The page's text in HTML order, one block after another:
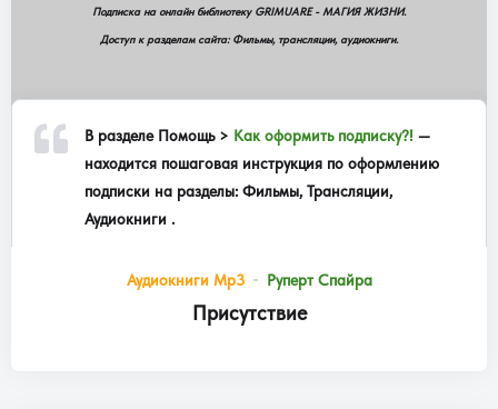
Подписка на онлайн библиотеку GRIMUARE - МАГИЯ ЖИЗНИ.
Доступ к разделам сайта: Фильмы, трансляции, аудиокниги.
В разделе Помощь > Как оформить подписку?! —
находится пошаговая инструкция по оформлению
подписки на разделы: Фильмы, Трансляции,
Аудиокниги .
Аудиокниги Mp3 Руперт Спайра
Присутствие